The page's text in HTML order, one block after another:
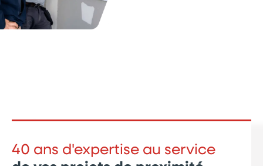
40 ans d'expertise au service